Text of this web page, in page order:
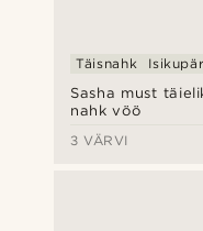
Sasha must
nahk vöö
Täisnahk
3 VÄRVI